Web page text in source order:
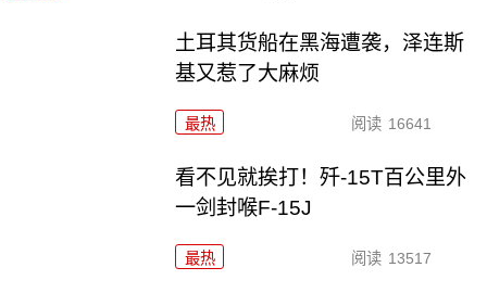
土耳其货船在黑海遭袭，泽连斯
基又惹了大麻烦
最热 阅读 16641
看不见就挨打！歼-15T百公里外
一剑封喉F-15J
最热 阅读 13517